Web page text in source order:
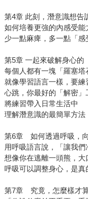
第4章 此刻，潛意識想告
如何培養更強的內感受能
少一點麻痺，多一點「感
第5章 一起來破解身心的
每個人都有一塊「羅塞塔
就像學習語言一樣，要練
心跳，你最好的「解密」
將練習帶入日常生活中
理解潛意識的最簡單方法
第6章 如何透過呼吸，
用呼吸語言說，「讓我們
想像你在逃離一頭熊，
呼吸可以調整身心，是真
第7章 究竟，怎麼樣才